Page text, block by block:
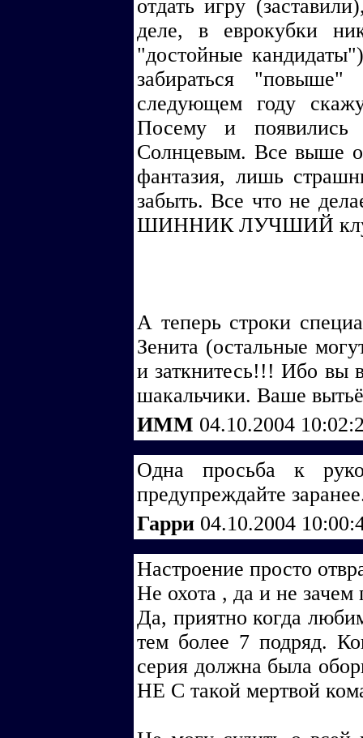
отдать игру
деле, в еврокубки
"достойные
забираться
следующем году
Посему и появились
Солнцевым. Все выше
фантазия, лишь
забыть. Все что не
ШИННИК ЛУЧШИЙ
А теперь строки
Зенита (остальные
и заткнитесь!!! Ибо вы
шакальчики. Ваше
ИММ 04.10.2004
Одна просьба к
предупреждайте
Гарри 04.10.2004
Настроение просто
Не охота , да и не зачем
Да, приятно когда
тем более 7 подряд.
серия должна была
НЕ С такой мертвой